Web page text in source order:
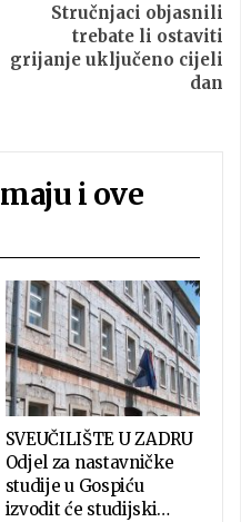
Stručnjaci objasnili
trebate li ostaviti
grijanje uključeno cijeli
dan
i ove
SVEUČILIŠTE U ZADRU
Odjel za nastavničke
studije u Gospiću
izvodit će studijski…